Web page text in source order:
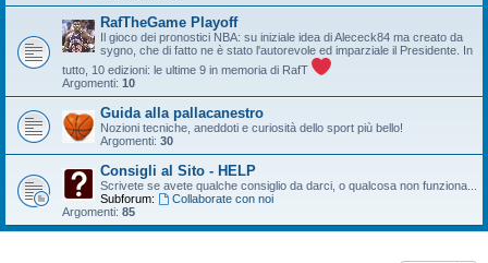
RafTheGame Playoff
Il gioco dei pronostici NBA: su iniziale idea di Alececk84 ma creato da
sygno, che di fatto ne è stato l'autorevole ed imparziale il Presidente. In
tutto, 10 edizioni: le ultime 9 in memoria di RafT
Argomenti: 10
Guida alla pallacanestro
Nozioni tecniche, aneddoti e curiosità dello sport più bello!
Argomenti: 30
Consigli al Sito - HELP
Scrivete se avete qualche consiglio da darci, o qualcosa non funziona...
Subforum:
Collaborate con noi
Argomenti: 85